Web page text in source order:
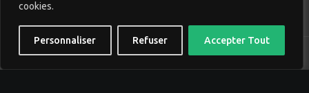
cookies.
Personnaliser Refuser Accepter Tout